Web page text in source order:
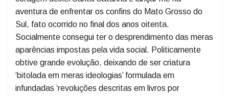
e a esperança para obter a famigerada conquista.
Profissionalmente considero-me realizado, afinal com
coragem deixei Santa Catarina e lançai-me na
aventura de enfrentar os confins do Mato Grosso do
Sul, fato ocorrido no final dos anos oitenta.
Socialmente consegui ter o desprendimento das meras
aparências impostas pela vida social. Politicamente